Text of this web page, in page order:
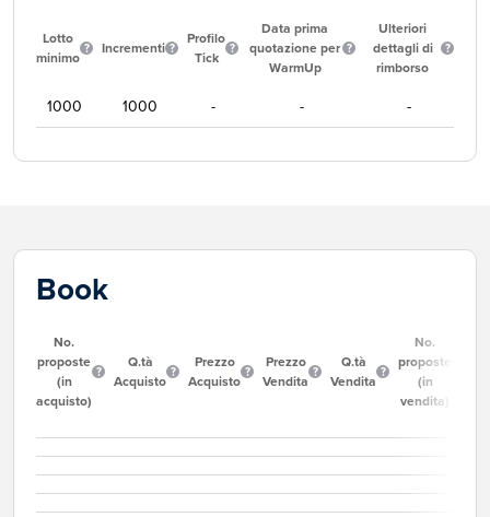
Lotto
minimo
Incrementi
Profilo
Tick
Data prima
quotazione per
WarmUp
Ulteriori
dettagli di
rimborso
1000 1000 - - -
Book
No.
proposte
(in
acquisto)
Q.tà
Acquisto
Prezzo
Acquisto
Prezzo
Vendita
Q.tà
Vendita
No.
proposte
(in
vendita)